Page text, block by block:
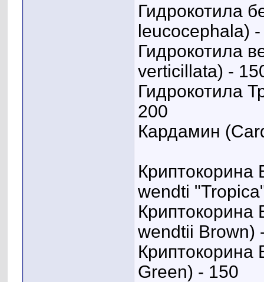
Гидрокотила
leucocephala)
Гидрокотила
verticillata) -
Гидрокотила
200
Кардамин
Криптокорина
wendti
Криптокорина
wendtii Brown)
Криптокорина
Green) - 150